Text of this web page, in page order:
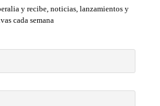
y recibe, noticias, lanzamientos y
cada semana